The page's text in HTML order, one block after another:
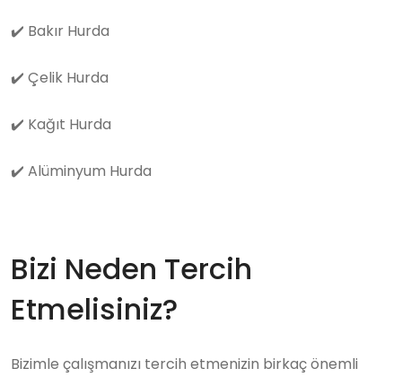
✔️ Bakır Hurda
✔️ Çelik Hurda
✔️ Kağıt Hurda
✔️ Alüminyum Hurda
Bizi Neden Tercih
Etmelisiniz?
Bizimle çalışmanızı tercih etmenizin birkaç önemli